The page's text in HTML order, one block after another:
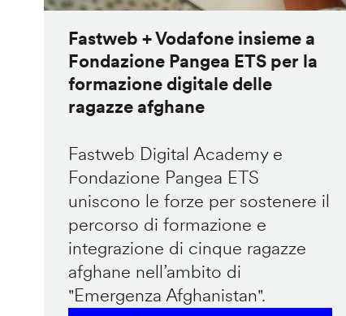
Fastweb + Vodafone insieme a
Fondazione Pangea ETS per la
formazione digitale delle
ragazze afghane
Fastweb Digital Academy e
Fondazione Pangea ETS
uniscono le forze per sostenere il
percorso di formazione e
integrazione di cinque ragazze
afghane nell’ambito di
"Emergenza Afghanistan".